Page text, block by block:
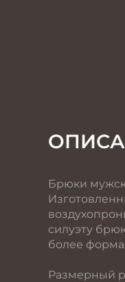
Брюки
силуэту
более
Размерный